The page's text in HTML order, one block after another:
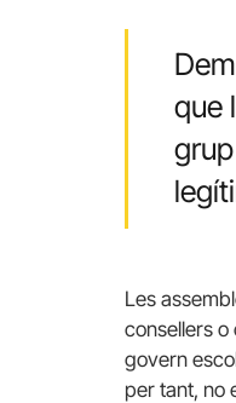
que
Les
consellers o
govern
per tant, no